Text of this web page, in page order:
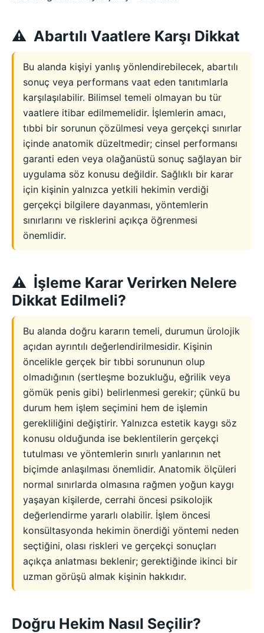
Abartılı Vaatlere Karşı Dikkat
Bu alanda kişiyi yanlış yönlendirebilecek, abartılı
sonuç veya performans vaat eden tanıtımlarla
karşılaşılabilir. Bilimsel temeli olmayan bu tür
vaatlere itibar edilmemelidir. İşlemlerin amacı,
tıbbi bir sorunun çözülmesi veya gerçekçi sınırlar
içinde anatomik düzeltmedir; cinsel performansı
garanti eden veya olağanüstü sonuç sağlayan bir
uygulama söz konusu değildir. Sağlıklı bir karar
için kişinin yalnızca yetkili hekimin verdiği
gerçekçi bilgilere dayanması, yöntemlerin
sınırlarını ve risklerini açıkça öğrenmesi
önemlidir.
İşleme Karar Verirken Nelere
Dikkat Edilmeli?
Bu alanda doğru kararın temeli, durumun ürolojik
açıdan ayrıntılı değerlendirilmesidir. Kişinin
öncelikle gerçek bir tıbbi sorununun olup
olmadığının (sertleşme bozukluğu, eğrilik veya
gömük penis gibi) belirlenmesi gerekir; çünkü bu
durum hem işlem seçimini hem de işlemin
gerekliliğini değiştirir. Yalnızca estetik kaygı söz
konusu olduğunda ise beklentilerin gerçekçi
tutulması ve yöntemlerin sınırlı yanlarının net
biçimde anlaşılması önemlidir. Anatomik ölçüleri
normal sınırlarda olmasına rağmen yoğun kaygı
yaşayan kişilerde, cerrahi öncesi psikolojik
değerlendirme yararlı olabilir. İşlem öncesi
konsültasyonda hekimin önerdiği yöntemi neden
seçtiğini, olası riskleri ve gerçekçi sonuçları
açıkça anlatması beklenir; gerektiğinde ikinci bir
uzman görüşü almak kişinin hakkıdır.
Doğru Hekim Nasıl Seçilir?